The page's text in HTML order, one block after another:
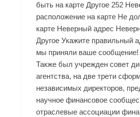
быть на карте Другое 252
расположение на карте Не
карте Неверный адрес
Другое Укажите правильный
мы приняли ваше сообщение!
Также был учрежден совет
агентства, на две трети
независимых директоров,
научное финансовое
отраслевые ассоциации